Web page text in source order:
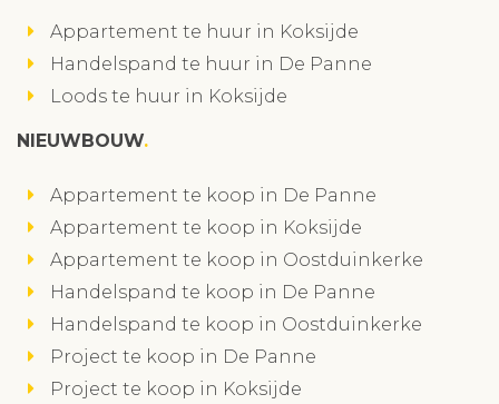
Appartement te huur in Koksijde
Handelspand te huur in De Panne
Loods te huur in Koksijde
NIEUWBOUW
Appartement te koop in De Panne
Appartement te koop in Koksijde
Appartement te koop in Oostduinkerke
Handelspand te koop in De Panne
Handelspand te koop in Oostduinkerke
Project te koop in De Panne
Project te koop in Koksijde